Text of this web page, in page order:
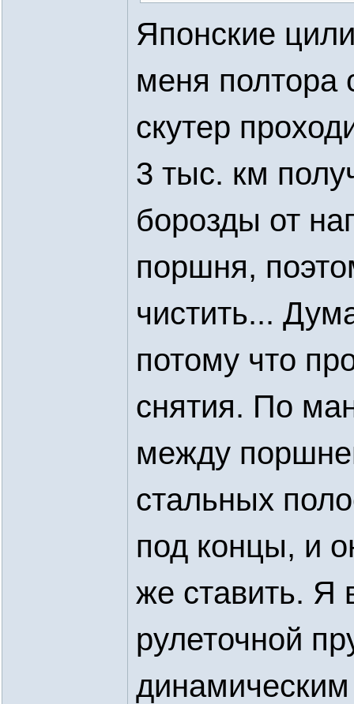
Японские
меня полтора
скутер
3 тыс. км
борозды от
поршня,
чистить...
потому что
снятия. По
между
стальных
под концы, и
же ставить. Я
рулеточной